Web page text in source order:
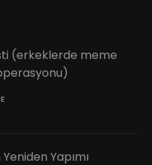
(erkeklerde meme
Yapımı